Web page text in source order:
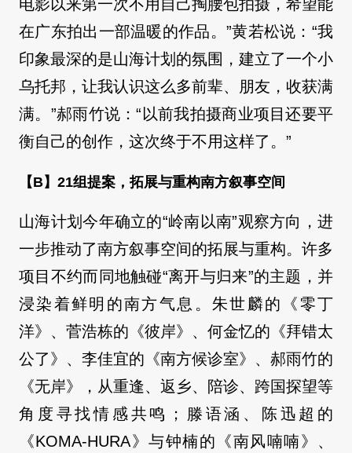
电影以来第一次不用自己掏腰包拍摄，希望能
在广东拍出一部温暖的作品。”黄若松说：“我
印象最深的是山海计划的氛围，建立了一个小
乌托邦，让我认识这么多前辈、朋友，收获满
满。”郝雨竹说：“以前我拍摄商业项目还要平
衡自己的创作，这次终于不用这样了。”
【B】21组提案，拓展与重构南方叙事空间
山海计划今年确立的“岭南以南”观察方向，进
一步推动了南方叙事空间的拓展与重构。许多
项目不约而同地触碰“离开与归来”的主题，并
浸染着鲜明的南方气息。朱世麟的《零丁
洋》、菅浩栋的《彼岸》、何金忆的《拜错太
公了》、李佳宜的《南方候诊室》、郝雨竹的
《无岸》，从重逢、返乡、陪诊、跨国探望等
角度寻找情感共鸣；滕语涵、陈迅超的
《KOMA-HURA》与钟楠的《南风喃喃》、